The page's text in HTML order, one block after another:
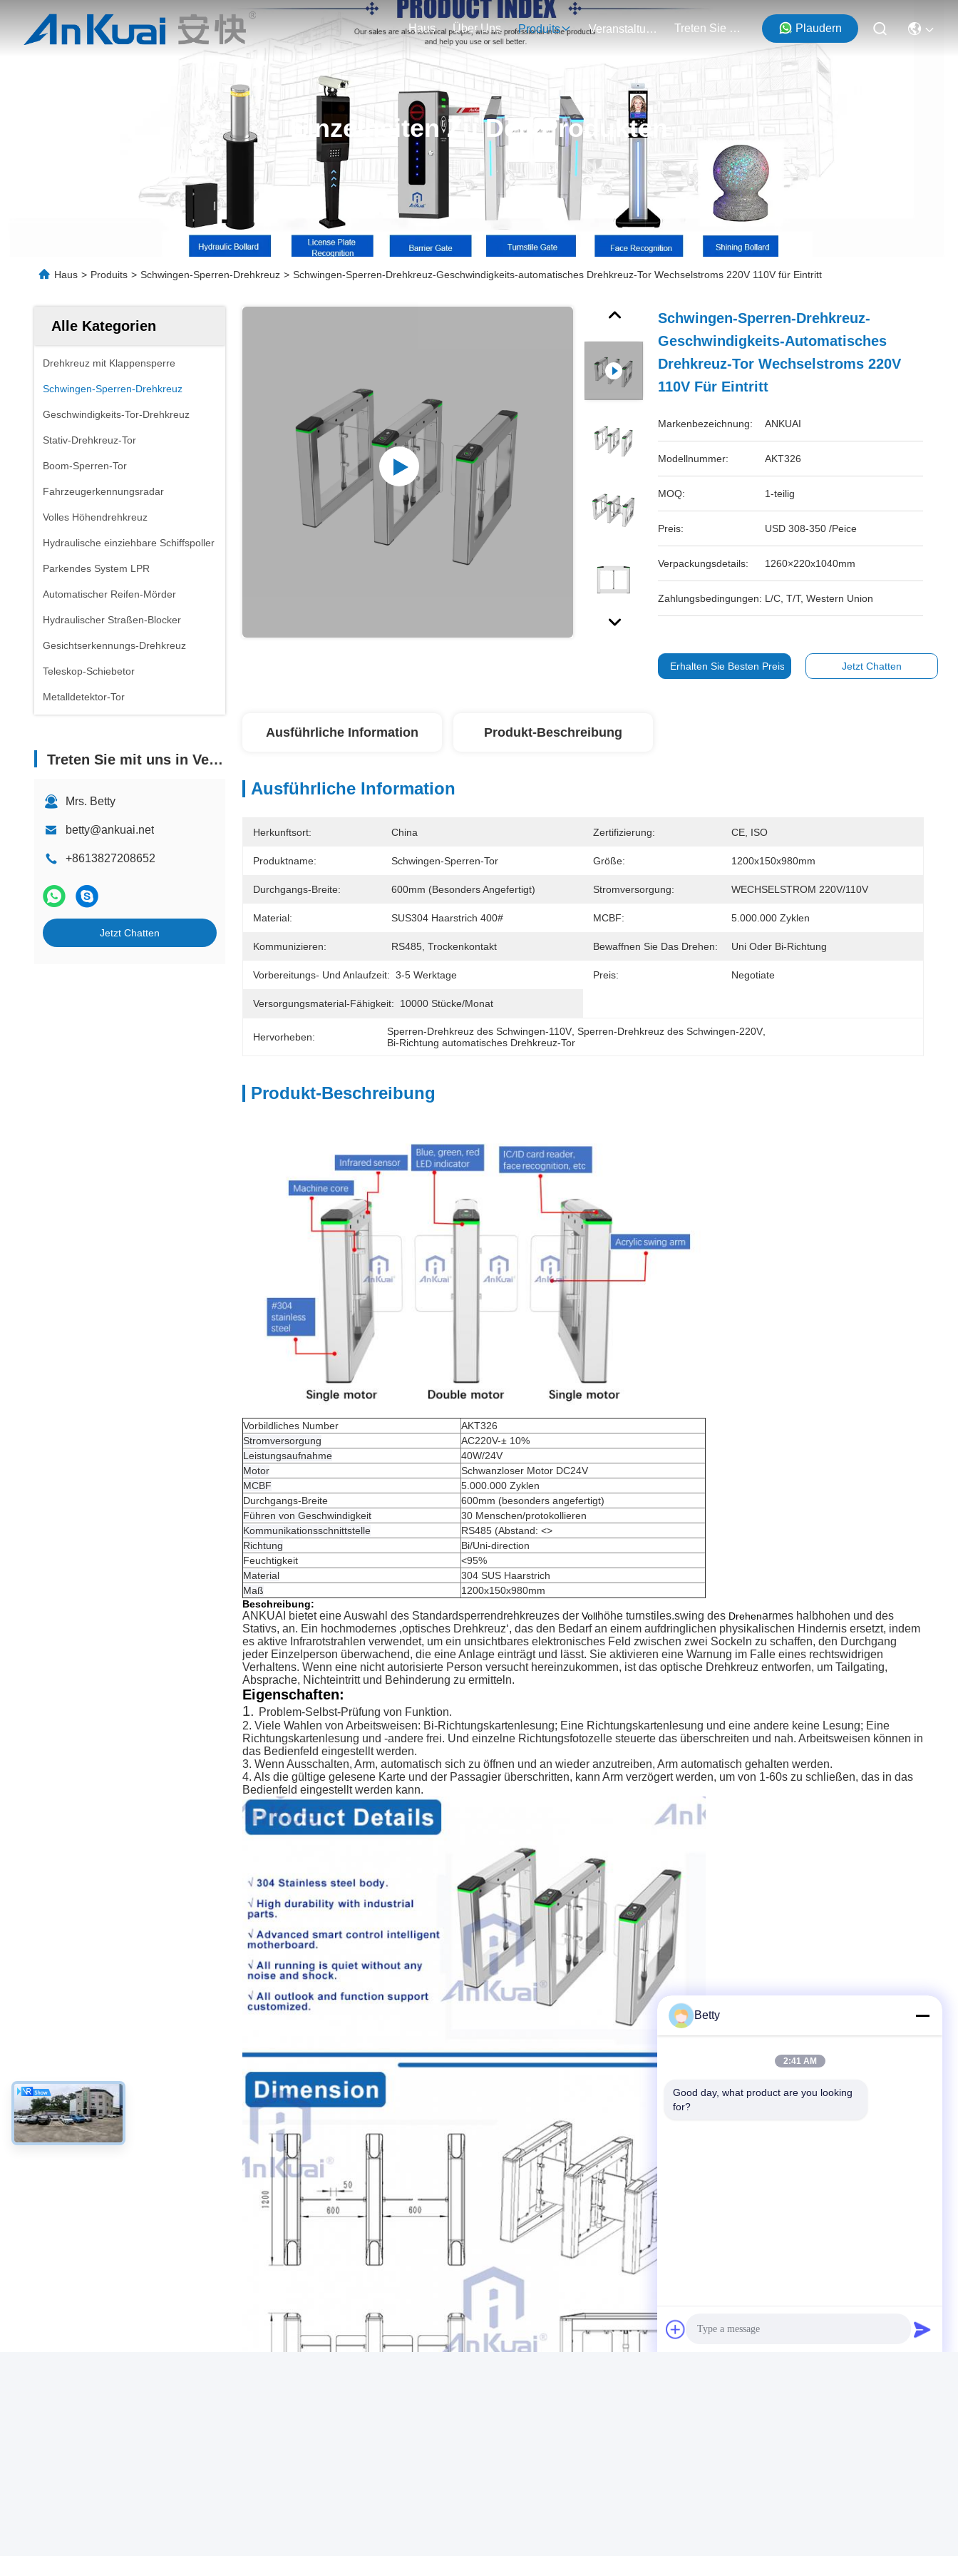
Haus Über Uns Produits Veranstaltungen Treten Sie Mit Uns In Verbindung Plaudern
Einzelheiten Zu Den Produkten
Haus > Produits > Schwingen-Sperren-Drehkreuz > Schwingen-Sperren-Drehkreuz-Geschwindigkeits-automatisches Drehkreuz-Tor Wechselstroms 220V 110V für Eintritt
Alle Kategorien
Drehkreuz mit Klappensperre
Schwingen-Sperren-Drehkreuz
Geschwindigkeits-Tor-Drehkreuz
Stativ-Drehkreuz-Tor
Boom-Sperren-Tor
Fahrzeugerkennungsradar
Volles Höhendrehkreuz
Hydraulische einziehbare Schiffspoller
Parkendes System LPR
Automatischer Reifen-Mörder
Hydraulischer Straßen-Blocker
Gesichtserkennungs-Drehkreuz
Teleskop-Schiebetor
Metalldetektor-Tor
Treten Sie mit uns in Verbindung
Mrs. Betty
betty@ankuai.net
+8613827208652
Jetzt Chatten
Schwingen-Sperren-Drehkreuz-
Geschwindigkeits-Automatisches
Drehkreuz-Tor Wechselstroms 220V
110V Für Eintritt
Markenbezeichnung: ANKUAI
Modellnummer: AKT326
MOQ: 1-teilig
Preis: USD 308-350 /Peice
Verpackungsdetails: 1260×220x1040mm
Zahlungsbedingungen: L/C, T/T, Western Union
Erhalten Sie Besten Preis Jetzt Chatten
Ausführliche Information Produkt-Beschreibung
Ausführliche Information
Herkunftsort: China Zertifizierung: CE, ISO
Produktname: Schwingen-Sperren-Tor Größe: 1200x150x980mm
Durchgangs-Breite: 600mm (besonders Angefertigt) Stromversorgung: WECHSELSTROM 220V/110V
Material: SUS304 Haarstrich 400# MCBF: 5.000.000 Zyklen
Kommunizieren: RS485, Trockenkontakt Bewaffnen Sie Das Drehen: Uni Oder Bi-Richtung
Vorbereitungs- Und Anlaufzeit: 3-5 Werktage Preis: Negotiate
Versorgungsmaterial-Fähigkeit: 10000 Stücke/Monat
Hervorheben: Sperren-Drehkreuz des Schwingen-110V , Sperren-Drehkreuz des Schwingen-220V
Bi-Richtung automatisches Drehkreuz-Tor
Produkt-Beschreibung
Vorbildliches Number
AKT326
Stromversorgung
AC220V-± 10%
Leistungsaufnahme
40W/24V
Motor
Schwanzloser Motor DC24V
MCBF
5.000.000 Zyklen
Durchgangs-Breite
600mm (besonders angefertigt)
Führen von Geschwindigkeit
30 Menschen/protokollieren
Kommunikationsschnittstelle
RS485 (Abstand: <>
Richtung
Bi/Uni-direction
Feuchtigkeit
<95%
Material
304 SUS Haarstrich
Maß
1200x150x980mm
Beschreibung:
ANKUAI bietet eine Auswahl des Standardsperrendrehkreuzes der Vollhöhe turnstiles.swing des Drehenarmes halbhohen und des
Stativs, an. Ein hochmodernes ‚optisches Drehkreuz‘, das den Bedarf an einem aufdringlichen physikalischen Hindernis ersetzt, indem
es aktive Infrarotstrahlen verwendet, um ein unsichtbares elektronisches Feld zwischen zwei Sockeln zu schaffen, den Durchgang
jeder Einzelperson überwachend, die eine Anlage einträgt und lässt. Sie aktivieren eine Warnung im Falle eines rechtswidrigen
Verhaltens. Wenn eine nicht autorisierte Person versucht hereinzukommen, ist das optische Drehkreuz entworfen, um Tailgating,
Absprache, Nichteintritt und Behinderung zu ermitteln.
Eigenschaften:
1. Problem-Selbst-Prüfung von Funktion.
2. Viele Wahlen von Arbeitsweisen: Bi-Richtungskartenlesung; Eine Richtungskartenlesung und eine andere keine Lesung; Eine
Richtungskartenlesung und -andere frei. Und einzelne Richtungsfotozelle steuerte das überschreiten und nah. Arbeitsweisen können in
das Bedienfeld eingestellt werden.
3. Wenn Ausschalten, Arm, automatisch sich zu öffnen und an wieder anzutreiben, Arm automatisch gehalten werden.
4. Als die gültige gelesene Karte und der Passagier überschritten, kann Arm verzögert werden, um von 1-60s zu schließen, das in das
Bedienfeld eingestellt werden kann.
Betty
2:41 AM
Good day, what product are you looking
for?